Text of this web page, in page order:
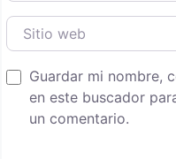
Sitio web
Guardar mi nombre,
en este buscador
un comentario.